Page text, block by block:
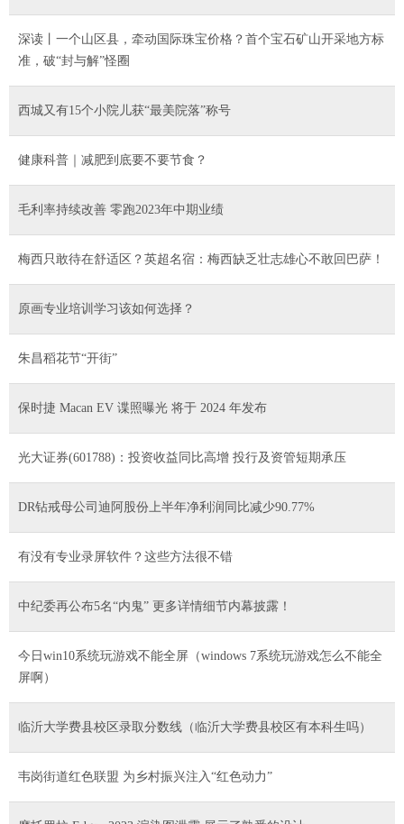
深读丨一个山区县，牵动国际珠宝价格？首个宝石矿山开采地方标
准，破“封与解”怪圈
西城又有15个小院儿获“最美院落”称号
健康科普｜减肥到底要不要节食？
毛利率持续改善 零跑2023年中期业绩
梅西只敢待在舒适区？英超名宿：梅西缺乏壮志雄心不敢回巴萨！
原画专业培训学习该如何选择？
朱昌稻花节“开街”
保时捷 Macan EV 谍照曝光 将于 2024 年发布
光大证券(601788)：投资收益同比高增 投行及资管短期承压
DR钻戒母公司迪阿股份上半年净利润同比减少90.77%
有没有专业录屏软件？这些方法很不错
中纪委再公布5名“内鬼” 更多详情细节内幕披露！
今日win10系统玩游戏不能全屏（windows 7系统玩游戏怎么不能全
屏啊）
临沂大学费县校区录取分数线（临沂大学费县校区有本科生吗）
韦岗街道红色联盟 为乡村振兴注入“红色动力”